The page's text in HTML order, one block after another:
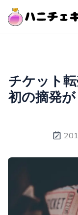
チケット
初の摘発